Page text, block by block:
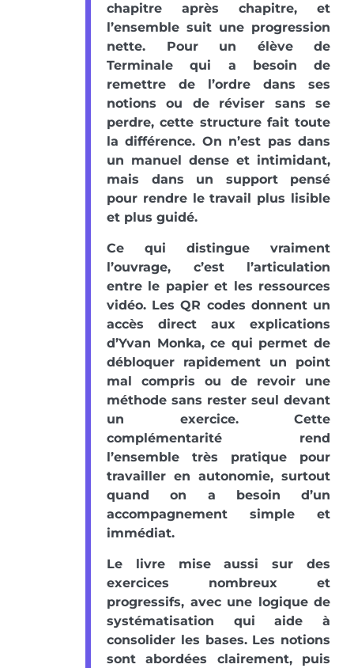
chapitre après chapitre, et
l’ensemble suit une progression
nette. Pour un élève de
Terminale qui a besoin de
remettre de l’ordre dans ses
notions ou de réviser sans se
perdre, cette structure fait toute
la différence. On n’est pas dans
un manuel dense et intimidant,
mais dans un support pensé
pour rendre le travail plus lisible
et plus guidé.
Ce qui distingue vraiment
l’ouvrage, c’est l’articulation
entre le papier et les ressources
vidéo. Les QR codes donnent un
accès direct aux explications
d’Yvan Monka, ce qui permet de
débloquer rapidement un point
mal compris ou de revoir une
méthode sans rester seul devant
un exercice. Cette
complémentarité rend
l’ensemble très pratique pour
travailler en autonomie, surtout
quand on a besoin d’un
accompagnement simple et
immédiat.
Le livre mise aussi sur des
exercices nombreux et
progressifs, avec une logique de
systématisation qui aide à
consolider les bases. Les notions
sont abordées clairement, puis